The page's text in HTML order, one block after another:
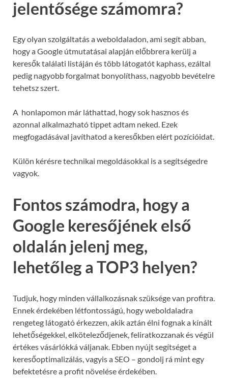
jelentősége számomra?
Egy olyan szolgáltatás a weboldaladon, ami segít abban,
hogy a Google útmutatásai alapján előbbrera kerülj a
keresők találati listáján és több látogatót kaphass, ezáltal
pedig nagyobb forgalmat bonyolíthass, nagyobb bevételre
tehetsz szert.
A honlapomon már láthattad, hogy sok hasznos és
azonnal alkalmazható tippet adtam neked. Ezek
megfogadásával javíthatod a keresőkben elért pozícióidat.
Külön kérésre technikai megoldásokkal is a segítségedre
vagyok.
Fontos számodra, hogy a
Google keresőjének első
oldalán jelenj meg,
lehetőleg a TOP3 helyen?
Tudjuk, hogy minden vállalkozásnak szüksége van profitra.
Ennek érdekében létfontosságú, hogy weboldaladra
rengeteg látogató érkezzen, akik aztán élni fognak a kínált
lehetőségekkel, elköteleződjenek, feliratkozzanak és végül
értékes vásárlókká váljanak. Ebben nyújt segítséget a
keresőoptimalizálás, vagyis a SEO – gondolj rá mint egy
befektetésre a profit növelése érdekében.